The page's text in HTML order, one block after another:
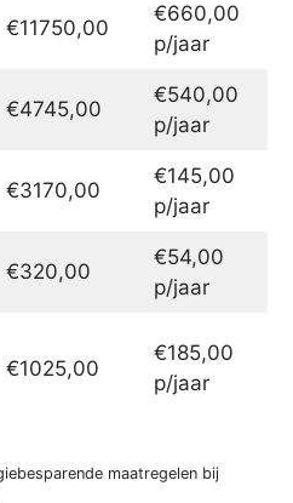
€11750,00
€660,00
p/jaar
€4745,00
€540,00
p/jaar
€3170,00
€145,00
p/jaar
€320,00
€54,00
p/jaar
€1025,00
€185,00
p/jaar
maatregelen bij